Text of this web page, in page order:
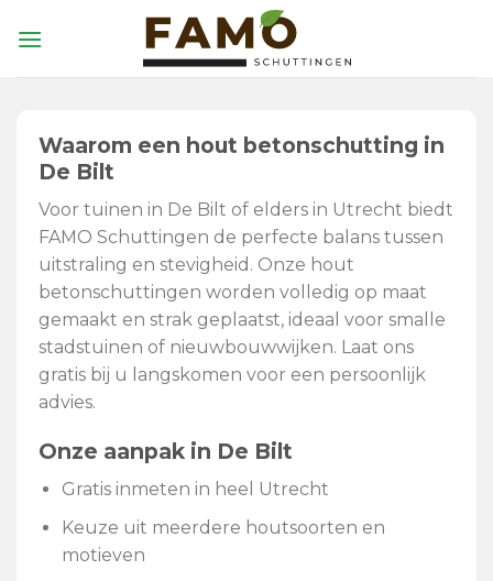
Waarom een hout betonschutting in
De Bilt
Voor tuinen in De Bilt of elders in Utrecht biedt
FAMO Schuttingen de perfecte balans tussen
uitstraling en stevigheid. Onze hout
betonschuttingen worden volledig op maat
gemaakt en strak geplaatst, ideaal voor smalle
stadstuinen of nieuwbouwwijken. Laat ons
gratis bij u langskomen voor een persoonlijk
advies.
Onze aanpak in De Bilt
Gratis inmeten in heel Utrecht
Keuze uit meerdere houtsoorten en
motieven